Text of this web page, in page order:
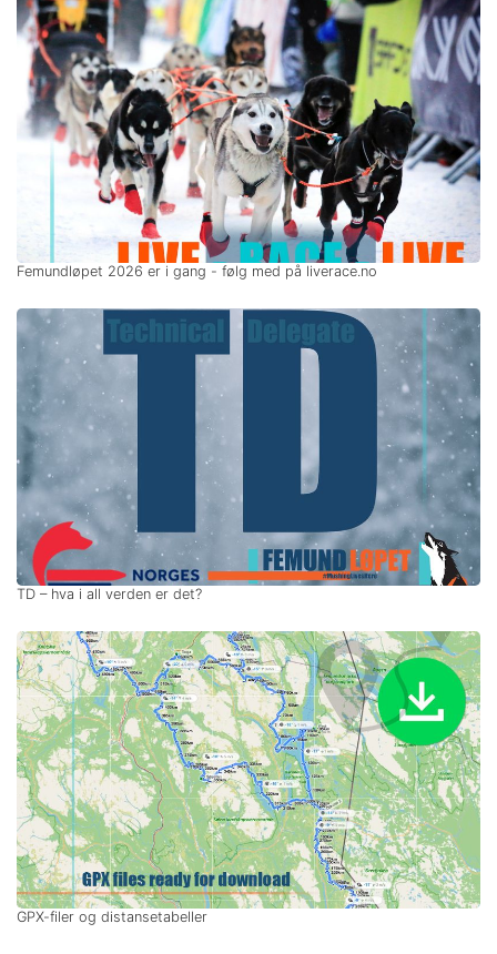
Femundløpet 2026 er i gang - følg med på liverace.no
TD – hva i all verden er det?
GPX-filer og distansetabeller